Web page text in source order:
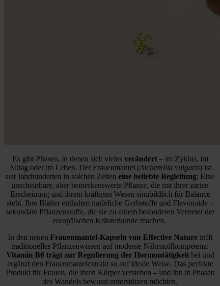
Es gibt Phasen, in denen sich vieles verändert– im Zyklus, im
Alltag oder im Leben. Der Frauenmantel (Alchemilla vulgaris) ist
seit Jahrhunderten in solchen Zeiten eine beliebte Begleitung: Eine
unscheinbare, aber bemerkenswerte Pflanze, die mit ihrer zarten
Erscheinung und ihrem kräftigen Wesen sinnbildlich für Balance
steht. Ihre Blätter enthalten natürliche Gerbstoffe und Flavonoide –
sekundäre Pflanzenstoffe, die sie zu einem besonderen Vertreter der
europäischen Kräuterkunde machen.
In den neuen Frauenmantel-Kapseln von Effective Naturetrifft
traditionelles Pflanzenwissen auf moderne Nährstoffkompetenz:
Vitamin B6 trägt zur Regulierung der Hormontätigkeitbei und
ergänzt den Frauenmantelextrakt so auf ideale Weise. Das perfekte
Produkt für Frauen, die ihren Körper verstehen – und ihn in Phasen
des Wandels bewusst unterstützen möchten.